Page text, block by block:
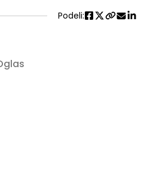
Podeli: